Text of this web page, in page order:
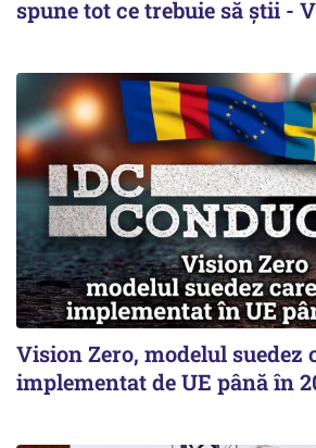
spune tot ce trebuie să știi -
Vision Zero, modelul suedez
implementat de UE până în